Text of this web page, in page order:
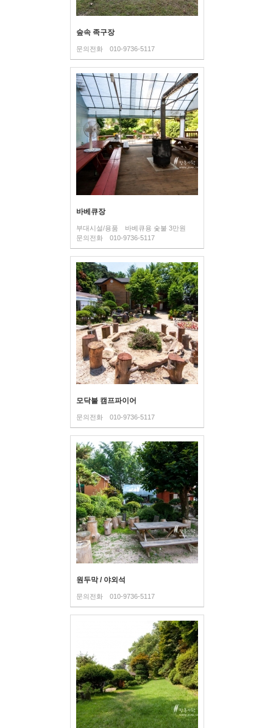
숲속 족구장
문의전화 010-9736-5117
바베큐장
부대시설/용품
바베큐용 숯불 3만원
문의전화
010-9736-5117
모닥불 캠프파이어
문의전화 010-9736-5117
원두막 / 야외석
문의전화 010-9736-5117